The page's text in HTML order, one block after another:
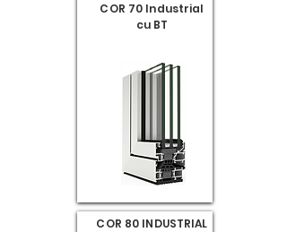
COR 70 Industrial
cu BT
COR 80 INDUSTRIAL